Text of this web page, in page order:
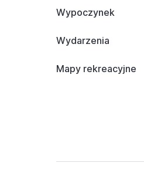
Wypoczynek
Wydarzenia
Mapy rekreacyjne